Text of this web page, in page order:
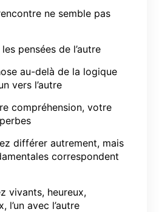
ne semble pas
pensées de l’autre
au-delà de la logique
vers l’autre
compréhension, votre
différer autrement, mais
correspondent
vivants, heureux,
l’un avec l’autre